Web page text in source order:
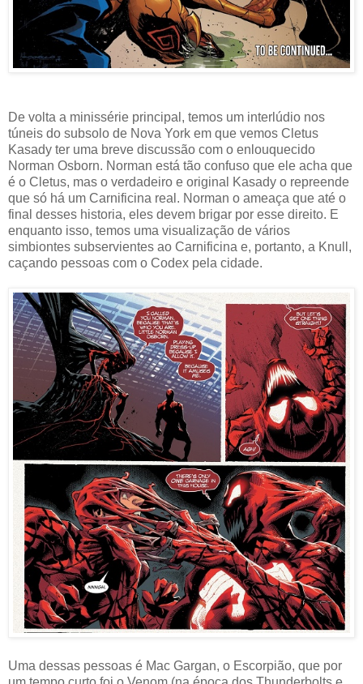
De volta a minissérie principal, temos um interlúdio nos
túneis do subsolo de Nova York em que vemos Cletus
Kasady ter uma breve discussão com o enlouquecido
Norman Osborn. Norman está tão confuso que ele acha que
é o Cletus, mas o verdadeiro e original Kasady o repreende
que só há um Carnificina real. Norman o ameaça que até o
final desses historia, eles devem brigar por esse direito. E
enquanto isso, temos uma visualização de vários
simbiontes subservientes ao Carnificina e, portanto, a Knull,
caçando pessoas com o Codex pela cidade.
Uma dessas pessoas é Mac Gargan, o Escorpião, que por